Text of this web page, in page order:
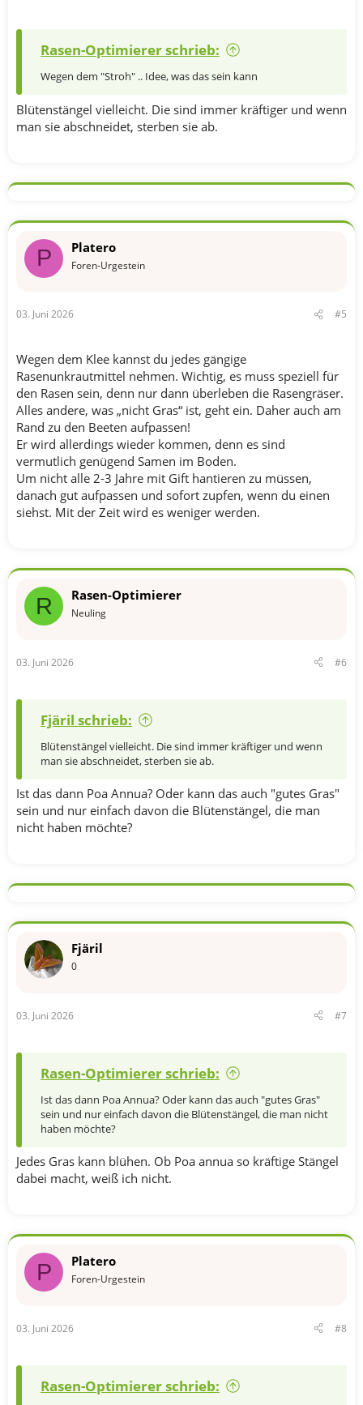
Rasen-Optimierer schrieb:
Wegen dem "Stroh" .. Idee, was das sein kann
Blütenstängel vielleicht. Die sind immer kräftiger und wenn
man sie abschneidet, sterben sie ab.
P Platero
Foren-Urgestein
03. Juni 2026 #5
Wegen dem Klee kannst du jedes gängige
Rasenunkrautmittel nehmen. Wichtig, es muss speziell für
den Rasen sein, denn nur dann überleben die Rasengräser.
Alles andere, was „nicht Gras“ ist, geht ein. Daher auch am
Rand zu den Beeten aufpassen!
Er wird allerdings wieder kommen, denn es sind
vermutlich genügend Samen im Boden.
Um nicht alle 2-3 Jahre mit Gift hantieren zu müssen,
danach gut aufpassen und sofort zupfen, wenn du einen
siehst. Mit der Zeit wird es weniger werden.
R Rasen-Optimierer
Neuling
03. Juni 2026 #6
Fjäril schrieb:
Blütenstängel vielleicht. Die sind immer kräftiger und wenn
man sie abschneidet, sterben sie ab.
Ist das dann Poa Annua? Oder kann das auch "gutes Gras"
sein und nur einfach davon die Blütenstängel, die man
nicht haben möchte?
Fjäril
0
03. Juni 2026 #7
Rasen-Optimierer schrieb:
Ist das dann Poa Annua? Oder kann das auch "gutes Gras"
sein und nur einfach davon die Blütenstängel, die man nicht
haben möchte?
Jedes Gras kann blühen. Ob Poa annua so kräftige Stängel
dabei macht, weiß ich nicht.
P Platero
Foren-Urgestein
03. Juni 2026 #8
Rasen-Optimierer schrieb: